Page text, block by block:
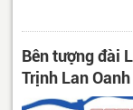
Bên tượng đài
Trịnh Lan Oanh